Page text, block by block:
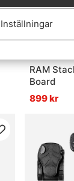
RAM
Board
899 kr
Inställningar